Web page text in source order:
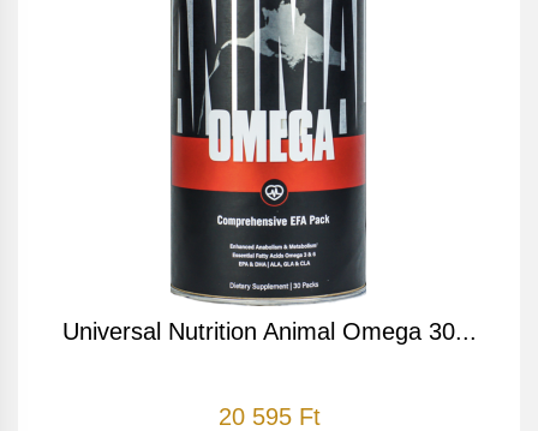
Universal Nutrition Animal Omega 30...
20 595 Ft